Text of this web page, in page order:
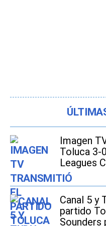
Imagen
Toluca 3-
Leagues
Canal 5 y
partido
Sounders